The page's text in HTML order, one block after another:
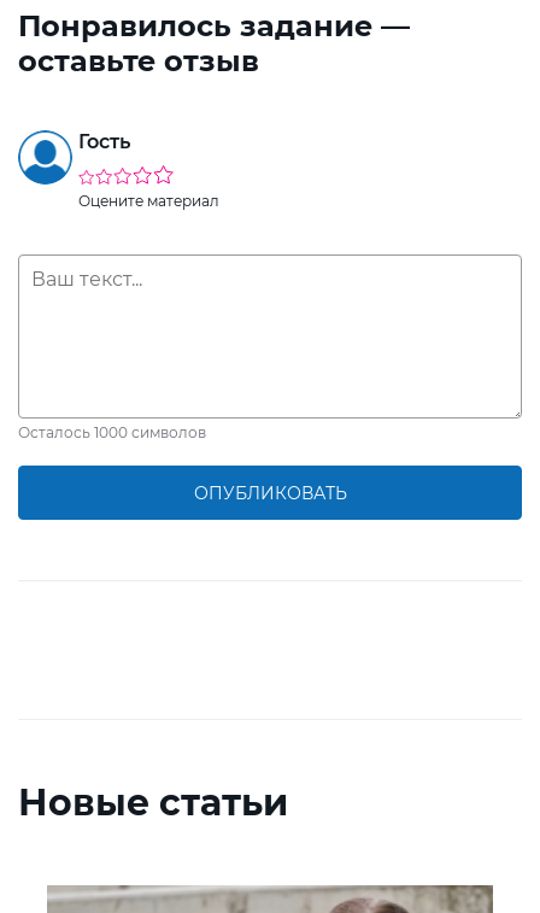
Понравилось задание —
оставьте отзыв
Гость
Оцените материал
Осталось 1000 символов
ОПУБЛИКОВАТЬ
Новые статьи